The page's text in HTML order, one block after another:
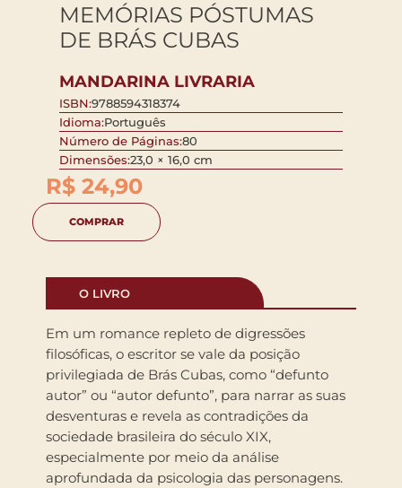
MEMÓRIAS PÓSTUMAS
DE BRÁS CUBAS
MANDARINA LIVRARIA
ISBN:9788594318374
Idioma:Português
Número de Páginas:80
Dimensões:23,0 × 16,0 cm
R$ 24,90
COMPRAR
O LIVRO
Em um romance repleto de digressões
filosóficas, o escritor se vale da posição
privilegiada de Brás Cubas, como “defunto
autor” ou “autor defunto”, para narrar as suas
desventuras e revela as contradições da
sociedade brasileira do século XIX,
especialmente por meio da análise
aprofundada da psicologia das personagens.